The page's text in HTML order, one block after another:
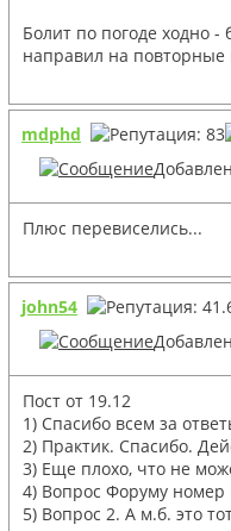
Болит по погоде ходно
направил на повторные
mdphd
Плюс перевиселись...
john54
Пост от 19.12
1) Спасибо всем за
2) Практик. Спасибо.
3) Еще плохо, что не
4) Вопрос Форуму
5) Вопрос 2. А м.б. это